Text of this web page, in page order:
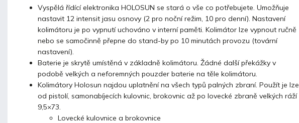
Vyspělá řídící elektronika HOLOSUN se stará o vše co potřebujete. Umožňuje
nastavit 12 intensit jasu osnovy (2 pro noční režim, 10 pro denní). Nastavení
kolimátoru je po vypnutí uchováno v interní paměti. Kolimátor lze vypnout ručně
nebo se samočinně přepne do stand-by po 10 minutách provozu (tovární
nastavení).
Baterie je skrytě umístěná v základně kolimátoru. Žádné další překážky v
podobě velkých a neforemných pouzder baterie na těle kolimátoru.
Kolimátory Holosun najdou uplatnění na všech typů palných zbraní. Použít je lze
od pistolí, samonabíjecích kulovnic, brokovnic až po lovecké zbraně velkých ráží
9,5×73.
Lovecké kulovnice a brokovnice